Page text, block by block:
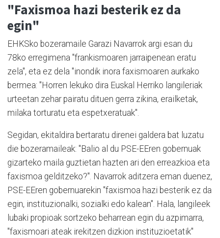
"Faxismoa hazi besterik ez da
egin"
EHKSko bozeramaile Garazi Navarrok argi esan du
78ko erregimena "frankismoaren jarraipenean eratu
zela", eta ez dela "inondik inora faxismoaren aurkako
bermea: "Horren lekuko dira Euskal Herriko langileriak
urteetan zehar pairatu dituen gerra zikina, erailketak,
milaka torturatu eta espetxeratuak".
Segidan, ekitaldira bertaratu direnei galdera bat luzatu
die bozeramaileak: "Balio al du PSE-EEren gobernuak
gizarteko maila guztietan hazten ari den erreazkioa eta
faxismoa gelditzeko?". Navarrok aditzera eman duenez,
PSE-EEren gobernuarekin "faxismoa hazi besterik ez da
egin, instituzionalki, sozialki edo kalean". Hala, langileek
lubaki propioak sortzeko beharrean egin du azpimarra,
"faxismoari ateak irekitzen dizkion instituzioetatik"